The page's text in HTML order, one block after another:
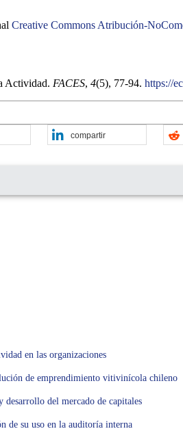
Creative Commons Atribución-
Actividad. FACES, 4(5), 77-94. https://
compartir
en las organizaciones
de emprendimiento vitivinícola chileno
del mercado de capitales
de su uso en la auditoría interna